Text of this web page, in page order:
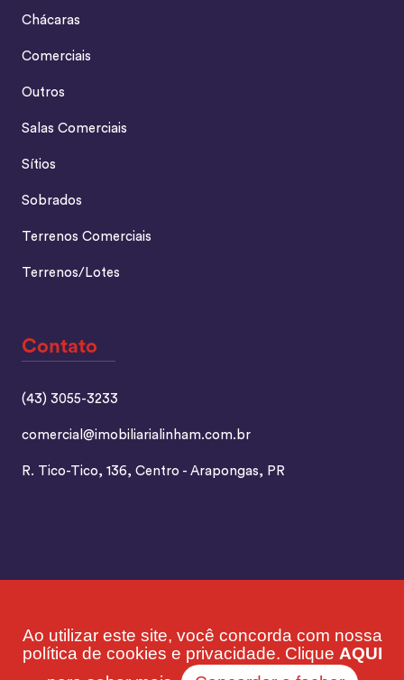
Ao utilizar este site, você concorda com nossa
política de cookies e privacidade. Clique AQUI
Chácaras
Comerciais
Outros
Salas Comerciais
Sítios
Sobrados
Terrenos Comerciais
Terrenos/Lotes
Contato
(43) 3055-3233
comercial@imobiliarialinham.com.br
R. Tico-Tico, 136, Centro - Arapongas, PR
2026 | CRECI: J2975 | Desenvolvido por Imonov &
Si9sistemas